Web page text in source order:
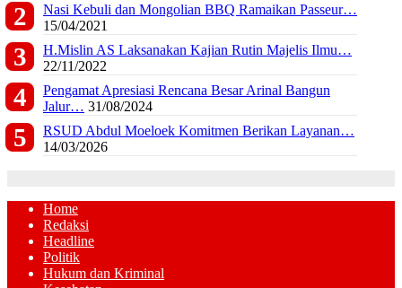
Nasi Kebuli dan Mongolian BBQ Ramaikan Passeur…
15/04/2021
H.Mislin AS Laksanakan Kajian Rutin Majelis Ilmu…
22/11/2022
Pengamat Apresiasi Rencana Besar Arinal Bangun
Jalur… 31/08/2024
RSUD Abdul Moeloek Komitmen Berikan Layanan…
14/03/2026
Home
Redaksi
Headline
Politik
Hukum dan Kriminal